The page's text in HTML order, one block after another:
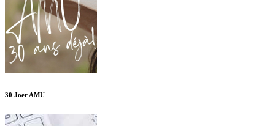
30 Joer AMU